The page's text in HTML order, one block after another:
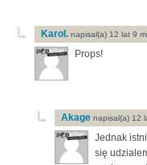
Karol. napisal(a) 12 lat 9
Props!
Akage napisal(a) 12
Jednak
się